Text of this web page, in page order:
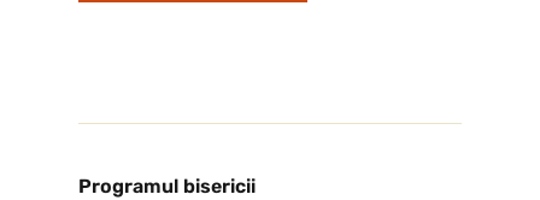
Programul bisericii